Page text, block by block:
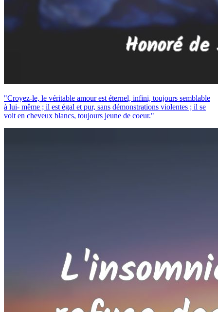
"Croyez-le, le véritable amour est éternel, infini, toujours semblable
à lui- même ; il est égal et pur, sans démonstrations violentes ; il se
voit en cheveux blancs, toujours jeune de coeur."